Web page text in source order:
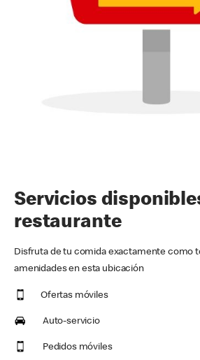
Servicios
restaurante
Disfruta de tu comida exactamente como
amenidades en esta ubicación
Ofertas móviles
Auto-servicio
Pedidos móviles